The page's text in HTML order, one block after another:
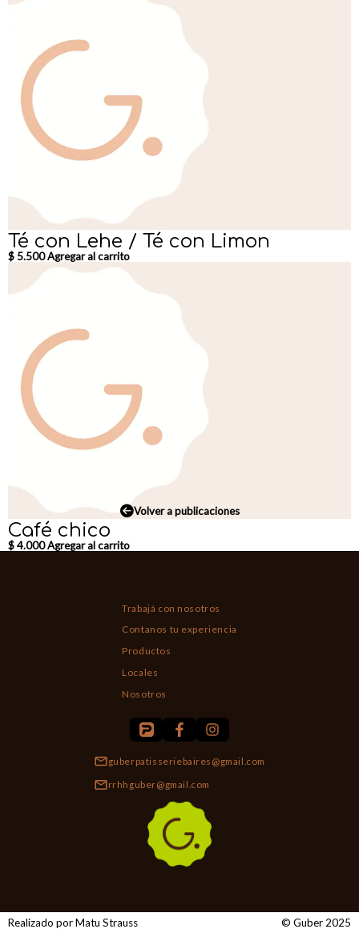
Volver a publicaciones
Té con Lehe / Té con Limon
$ 5.500Agregar al carrito
Café chico
$4.000Agregar al carrito
Trabajá con nosotros
Contanos tu experiencia
Productos
Locales
Nosotros
guberpatisseriebaires@gmail.com
rrhhguber@gmail.com
Realizado por Matu Strauss © Guber 2025